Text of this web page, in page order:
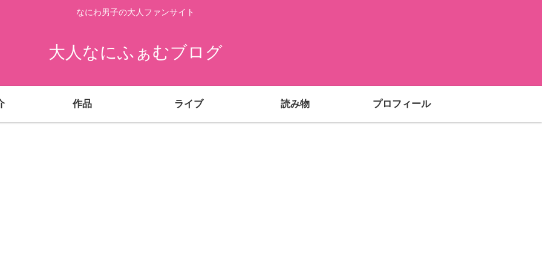
なにわ男子の大人ファンサイト
大人なにふぁむブログ
作品 ライブ 読み物 プロフィール